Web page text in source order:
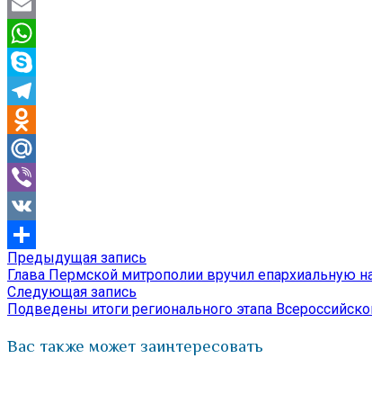
Twitter
Email
WhatsApp
Skype
Telegram
Odnoklassniki
Mail.Ru
Viber
VK
Отправить
Навигация
по
записям
Предыдущая запись
запись:
Глава Пермской митрополии вручил епархиальную
Следующая запись
запись:
Подведены итоги регионального этапа
Вас также может заинтересовать